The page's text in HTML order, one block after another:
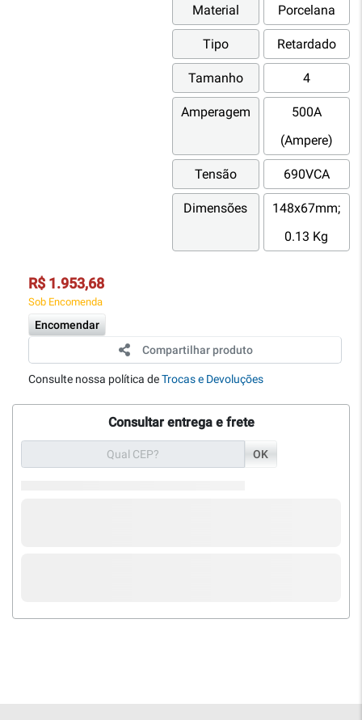
Material Porcelana
Tipo Retardado
Tamanho 4
Amperagem
500A
(Ampere)
Tensão 690VCA
Dimensões
148x67mm;
0.13 Kg
R$ 1.953,68
Sob Encomenda
Encomendar
Compartilhar produto
Consulte nossa política deTrocas e Devoluções
Consultar entrega e frete
OK